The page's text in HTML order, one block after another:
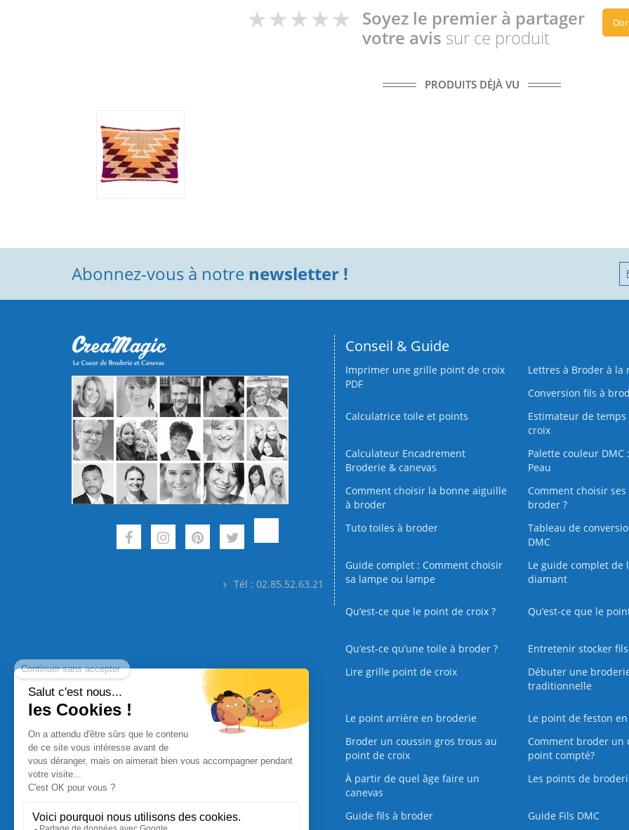
Soyez le premier à partager
votre avis sur ce produit
PRODUITS DÉJÀ VU
Abonnez-vous à notre newsletter !
Tél : 02.85.52.63.21
Conseil & Guide
Imprimer une grille point de croix
PDF
Lettres à Broder à la
Conversion fils à
Calculatrice toile et points
Estimateur de temps
croix
Calculateur Encadrement
Broderie & canevas
Palette couleur DMC
Peau
Comment choisir la bonne aiguille
à broder
Comment choisir ses
broder ?
Tuto toiles à broder
Tableau de
DMC
Guide complet : Comment choisir
sa lampe ou lampe
Le guide complet de
diamant
Qu’est-ce que le point de croix ?
Qu’est-ce que le
Qu’est‑ce qu’une toile à broder ?
Entretenir stocker
Lire grille point de croix
Débuter une
traditionnelle
Le point arrière en broderie
Le point de feston
Broder un coussin gros trous au
point de croix
Comment broder un
point compté?
À partir de quel âge faire un
canevas
Les points de
Guide fils à broder
Guide Fils DMC